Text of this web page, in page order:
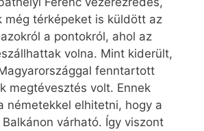
még térképeket is küldött az
a pontokról, ahol az
volna. Mint kiderült,
fenntartott
megtévesztés volt. Ennek
németekkel elhitetni, hogy a
várható. Így viszont